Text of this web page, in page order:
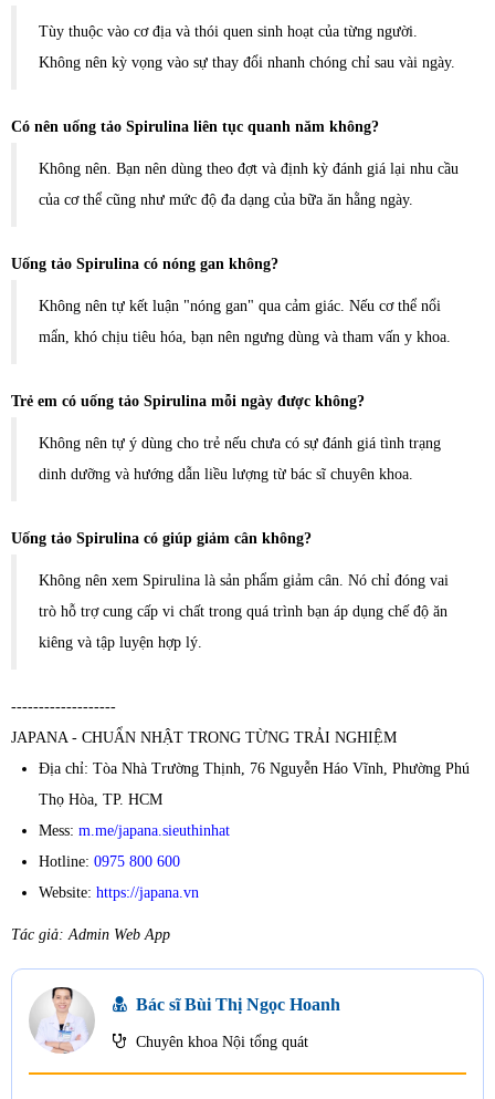
Tùy thuộc vào cơ địa và thói quen sinh hoạt của từng người.
Không nên kỳ vọng vào sự thay đổi nhanh chóng chỉ sau vài ngày.
Có nên uống tảo Spirulina liên tục quanh năm không?
Không nên. Bạn nên dùng theo đợt và định kỳ đánh giá lại nhu cầu
của cơ thể cũng như mức độ đa dạng của bữa ăn hằng ngày.
Uống tảo Spirulina có nóng gan không?
Không nên tự kết luận "nóng gan" qua cảm giác. Nếu cơ thể nổi
mẩn, khó chịu tiêu hóa, bạn nên ngưng dùng và tham vấn y khoa.
Trẻ em có uống tảo Spirulina mỗi ngày được không?
Không nên tự ý dùng cho trẻ nếu chưa có sự đánh giá tình trạng
dinh dưỡng và hướng dẫn liều lượng từ bác sĩ chuyên khoa.
Uống tảo Spirulina có giúp giảm cân không?
Không nên xem Spirulina là sản phẩm giảm cân. Nó chỉ đóng vai
trò hỗ trợ cung cấp vi chất trong quá trình bạn áp dụng chế độ ăn
kiêng và tập luyện hợp lý.
-------------------
JAPANA - CHUẨN NHẬT TRONG TỪNG TRẢI NGHIỆM
Địa chỉ: Tòa Nhà Trường Thịnh, 76 Nguyễn Háo Vĩnh, Phường Phú
Thọ Hòa, TP. HCM
Mess: m.me/japana.sieuthinhat
Hotline: 0975 800 600
Website: https://japana.vn
Tác giả: Admin Web App
Bác sĩ Bùi Thị Ngọc Hoanh
Chuyên khoa Nội tổng quát